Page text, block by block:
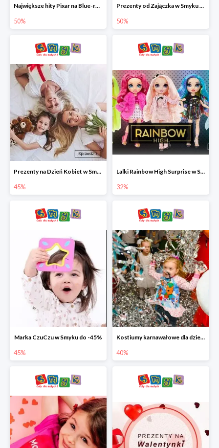
Największe hity Pixar na Blue-rey i DVD w Smyku - drugi film -50%
50%
Prezenty od Zajączka w Smyku do -50%
50%
Prezenty na Dzień Kobiet w Smyku do -45%
45%
Lalki Rainbow High Surprise w Smyku do -35%
32%
Marka CzuCzu w Smyku do -45%
45%
Kostiumy karnawałowe dla dzieci w Smyku do -40%
40%